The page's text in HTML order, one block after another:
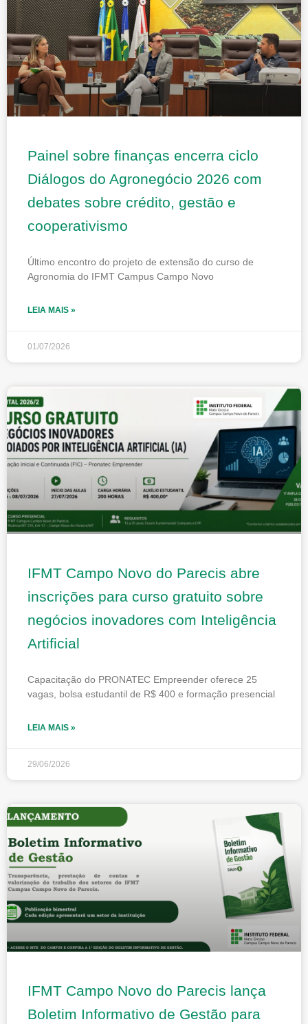
Painel sobre finanças encerra ciclo
Diálogos do Agronegócio 2026 com
debates sobre crédito, gestão e
cooperativismo
Último encontro do projeto de extensão do curso de
Agronomia do IFMT Campus Campo Novo
LEIA MAIS »
01/07/2026
IFMT Campo Novo do Parecis abre
inscrições para curso gratuito sobre
negócios inovadores com Inteligência
Artificial
Capacitação do PRONATEC Empreender oferece 25
vagas, bolsa estudantil de R$ 400 e formação presencial
LEIA MAIS »
29/06/2026
IFMT Campo Novo do Parecis lança
Boletim Informativo de Gestão para